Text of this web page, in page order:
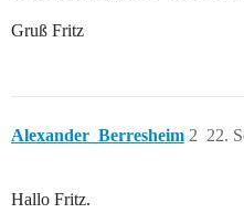
Gruß Fritz
Alexander_Berresheim 22.
2
Hallo Fritz.